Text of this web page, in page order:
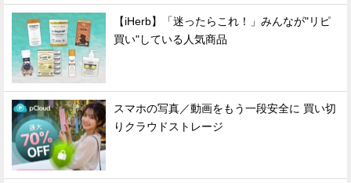
【iHerb】「迷ったらこれ！」みんなが"リピ
買い"している人気商品
スマホの写真／動画をもう一段安全に 買い切
りクラウドストレージ